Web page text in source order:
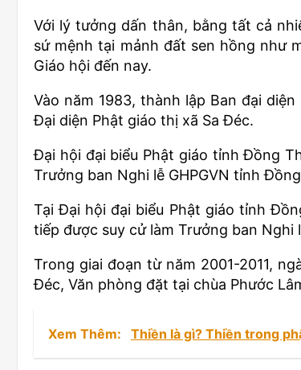
Với lý tưởng dấn thân, bằng tất cả
sứ mệnh tại mảnh đất sen hồng như
Giáo hội đến nay.
Vào năm 1983, thành lập Ban đại
Đại diện Phật giáo thị xã Sa Đéc.
Đại hội đại biểu Phật giáo tỉnh Đồng
Trưởng ban Nghi lễ GHPGVN tỉnh
Tại Đại hội đại biểu Phật giáo tỉnh
tiếp được suy cử làm Trưởng ban Nghi
Trong giai đoạn từ năm 2001-2011,
Đéc, Văn phòng đặt tại chùa Phước
Xem Thêm: Thiền là gì? Thiền trong